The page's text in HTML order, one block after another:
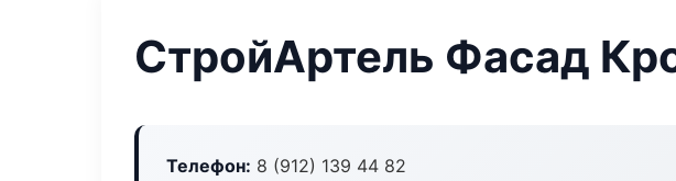
СтройАртель Фасад
Телефон: 8 (912) 139 44 82